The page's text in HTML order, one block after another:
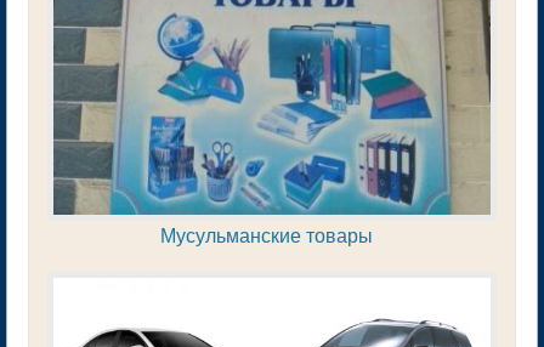
Мусульманские товары